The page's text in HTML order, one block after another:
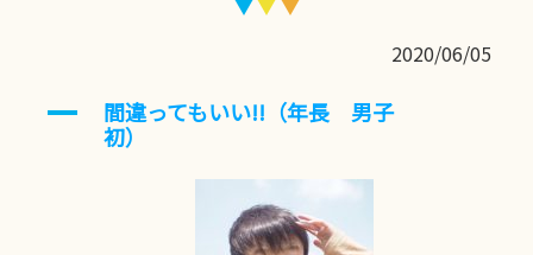
2020/06/05
A
間違ってもいい!!（年長 男子
初）